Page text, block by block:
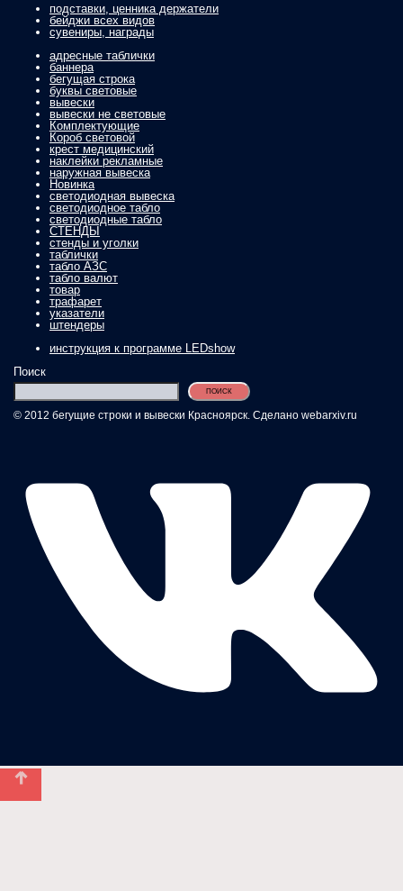
подставки, ценника держатели
бейджи всех видов
сувениры, награды
адресные таблички
баннера
бегущая строка
буквы световые
вывески
вывески не световые
Комплектующие
Короб световой
крест медицинский
наклейки рекламные
наружная вывеска
Новинка
светодиодная вывеска
светодиодное табло
светодиодные табло
СТЕНДЫ
стенды и уголки
таблички
табло АЗС
табло валют
товар
трафарет
указатели
штендеры
инструкция к программе LEDshow
Поиск
ПОИСК
© 2012 бегущие строки и вывески Красноярск. Сделано webarxiv.ru